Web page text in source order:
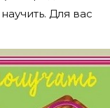
Для вас